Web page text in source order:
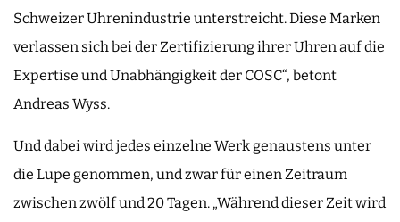
Schweizer Uhrenindustrie unterstreicht. Diese Marken
verlassen sich bei der Zertifizierung ihrer Uhren auf die
Expertise und Unabhängigkeit der COSC“, betont
Andreas Wyss.
Und dabei wird jedes einzelne Werk genaustens unter
die Lupe genommen, und zwar für einen Zeitraum
zwischen zwölf und 20 Tagen. „Während dieser Zeit wird